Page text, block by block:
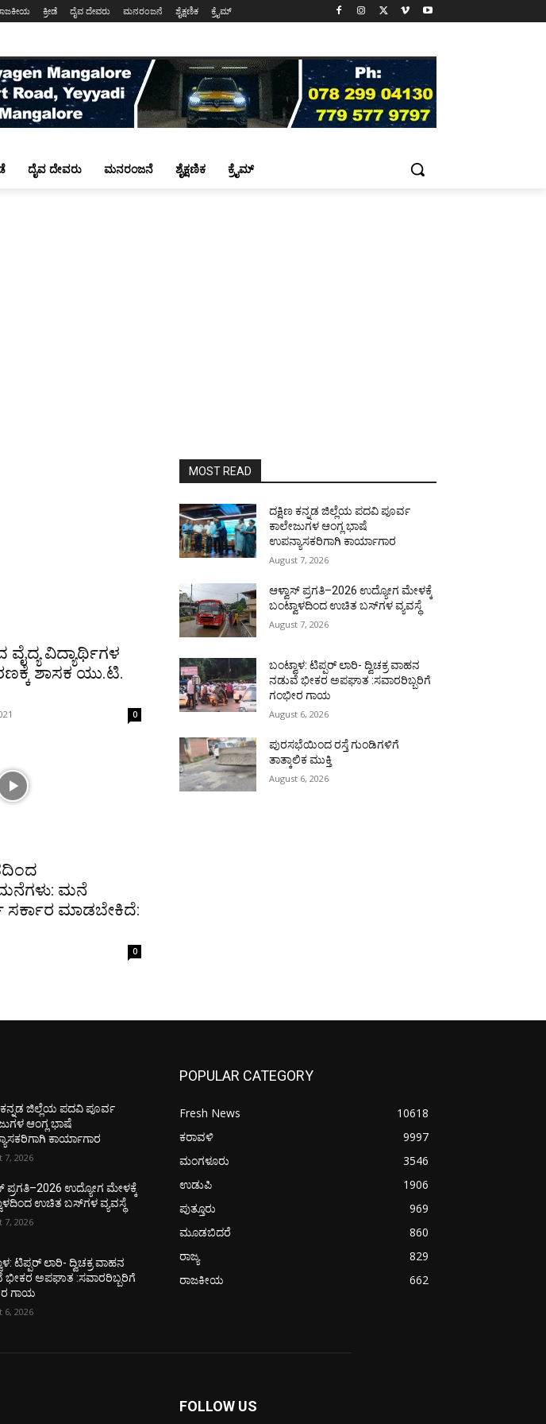
ಕ್ರೀಡೆ ದೈವ ದೇವರು ಮನರಂಜನೆ ಶೈಕ್ಷಣಿಕ ಕ್ರೈಮ್
ದೈವ ದೇವರು ಮನರಂಜನೆ ಶೈಕ್ಷಣಿಕ ಕ್ರೈಮ್
ವೈದ್ಯ ವಿದ್ಯಾರ್ಥಿಗಳ
ಶಾಸಕ ಯು.ಟಿ.
0
ಮನೆ
ಸರ್ಕಾರ ಮಾಡಬೇಕಿದೆ:
0
MOST READ
ದಕ್ಷಿಣ ಕನ್ನಡ ಜಿಲ್ಲೆಯ ಪದವಿ ಪೂರ್ವ
ಕಾಲೇಜುಗಳ ಆಂಗ್ಲ ಭಾಷೆ
ಉಪನ್ಯಾಸಕರಿಗಾಗಿ ಕಾರ್ಯಾಗಾರ
August 7, 2026
ಆಳ್ವಾಸ್ ಪ್ರಗತಿ–2026 ಉದ್ಯೋಗ ಮೇಳಕ್ಕೆ
ಬಂಟ್ವಾಳದಿಂದ ಉಚಿತ ಬಸ್‌ಗಳ ವ್ಯವಸ್ಥೆ
August 7, 2026
ಬಂಟ್ವಾಳ: ಟಿಪ್ಪರ್ ಲಾರಿ- ದ್ವಿಚಕ್ರ ವಾಹನ
ನಡುವೆ ಭೀಕರ ಅಪಘಾತ :ಸವಾರರಿಬ್ಬರಿಗೆ
ಗಂಭೀರ ಗಾಯ
August 6, 2026
ಪುರಸಭೆಯಿಂದ ರಸ್ತೆ ಗುಂಡಿಗಳಿಗೆ
ತಾತ್ಕಾಲಿಕ ಮುಕ್ತಿ
August 6, 2026
ಕನ್ನಡ ಜಿಲ್ಲೆಯ ಪದವಿ ಪೂರ್ವ
ಆಂಗ್ಲ ಭಾಷೆ
ಕಾರ್ಯಾಗಾರ
7, 2026
ಪ್ರಗತಿ–2026 ಉದ್ಯೋಗ ಮೇಳಕ್ಕೆ
ಉಚಿತ ಬಸ್‌ಗಳ ವ್ಯವಸ್ಥೆ
7, 2026
ಟಿಪ್ಪರ್ ಲಾರಿ- ದ್ವಿಚಕ್ರ ವಾಹನ
ಭೀಕರ ಅಪಘಾತ :ಸವಾರರಿಬ್ಬರಿಗೆ
ಗಾಯ
6, 2026
POPULAR CATEGORY
Fresh News
10618
ಕರಾವಳಿ
9997
ಮಂಗಳೂರು
3546
ಉಡುಪಿ
1906
ಪುತ್ತೂರು
969
ಮೂಡಬಿದರೆ
860
ರಾಜ್ಯ
829
ರಾಜಕೀಯ
662
FOLLOW US